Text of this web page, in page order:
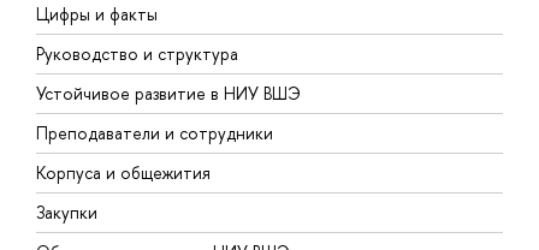
Цифры и факты
Руководство и структура
Устойчивое развитие в НИУ ВШЭ
Преподаватели и сотрудники
Корпуса и общежития
Закупки